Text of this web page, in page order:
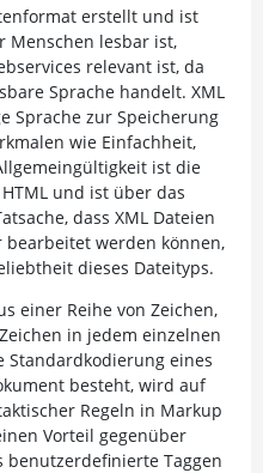
erstellt und ist
lesbar ist,
relevant ist, da
Sprache handelt. XML
Sprache zur Speicherung
wie Einfachheit,
ist die
und ist über das
dass XML Dateien
werden können,
dieses Dateityps.
einer Reihe von Zeichen,
in jedem einzelnen
Standardkodierung eines
besteht, wird auf
Regeln in Markup
Vorteil gegenüber
benutzerdefinierte Taggen